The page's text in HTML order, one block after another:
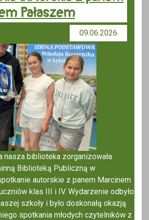
Pałaszem
09.06.2026
nasza biblioteka zorganizowała
Biblioteką Publiczną w
autorskie z panem Marcinem
klas III i IV. Wydarzenie odbyło
szkoły i było doskonałą okazją
spotkania młodych czytelników z